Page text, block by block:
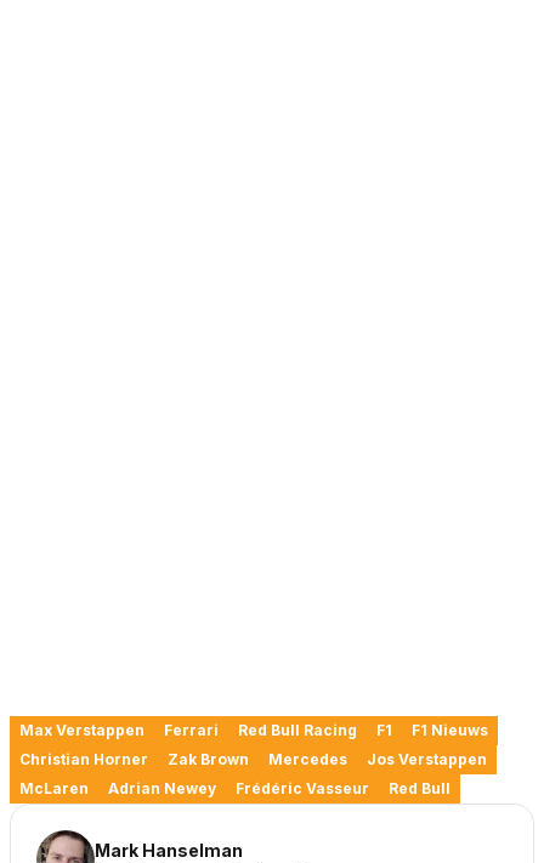
Max Verstappen Ferrari Red Bull Racing F1
F1 Nieuws
Christian Horner
Zak Brown Mercedes
Jos Verstappen
McLaren
Adrian Newey Frédéric Vasseur Red Bull
Mark Hanselman